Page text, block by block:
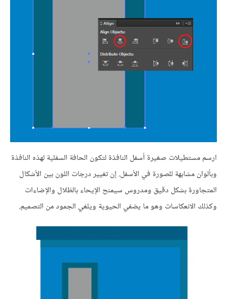
ارسم مستطيلات صغيرة أسفل النافذة لتكون الحافة السفلية لهذه النافذة
وبألوان مشابهة للصورة في الأسفل. إن تغيير درجات اللون بين الأشكال
المتجاورة بشكل دقيق ومدروس سيمنح الإيحاء بالظلال والإضاءات
وكذلك الانعكاسات وهو ما يضفي الحيوية ويلغي الجمود من التصميم.